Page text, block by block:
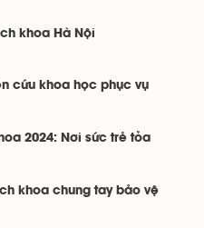
khoa Hà Nội
cứu khoa học phục vụ
2024: Nơi sức trẻ tỏa
khoa chung tay bảo vệ